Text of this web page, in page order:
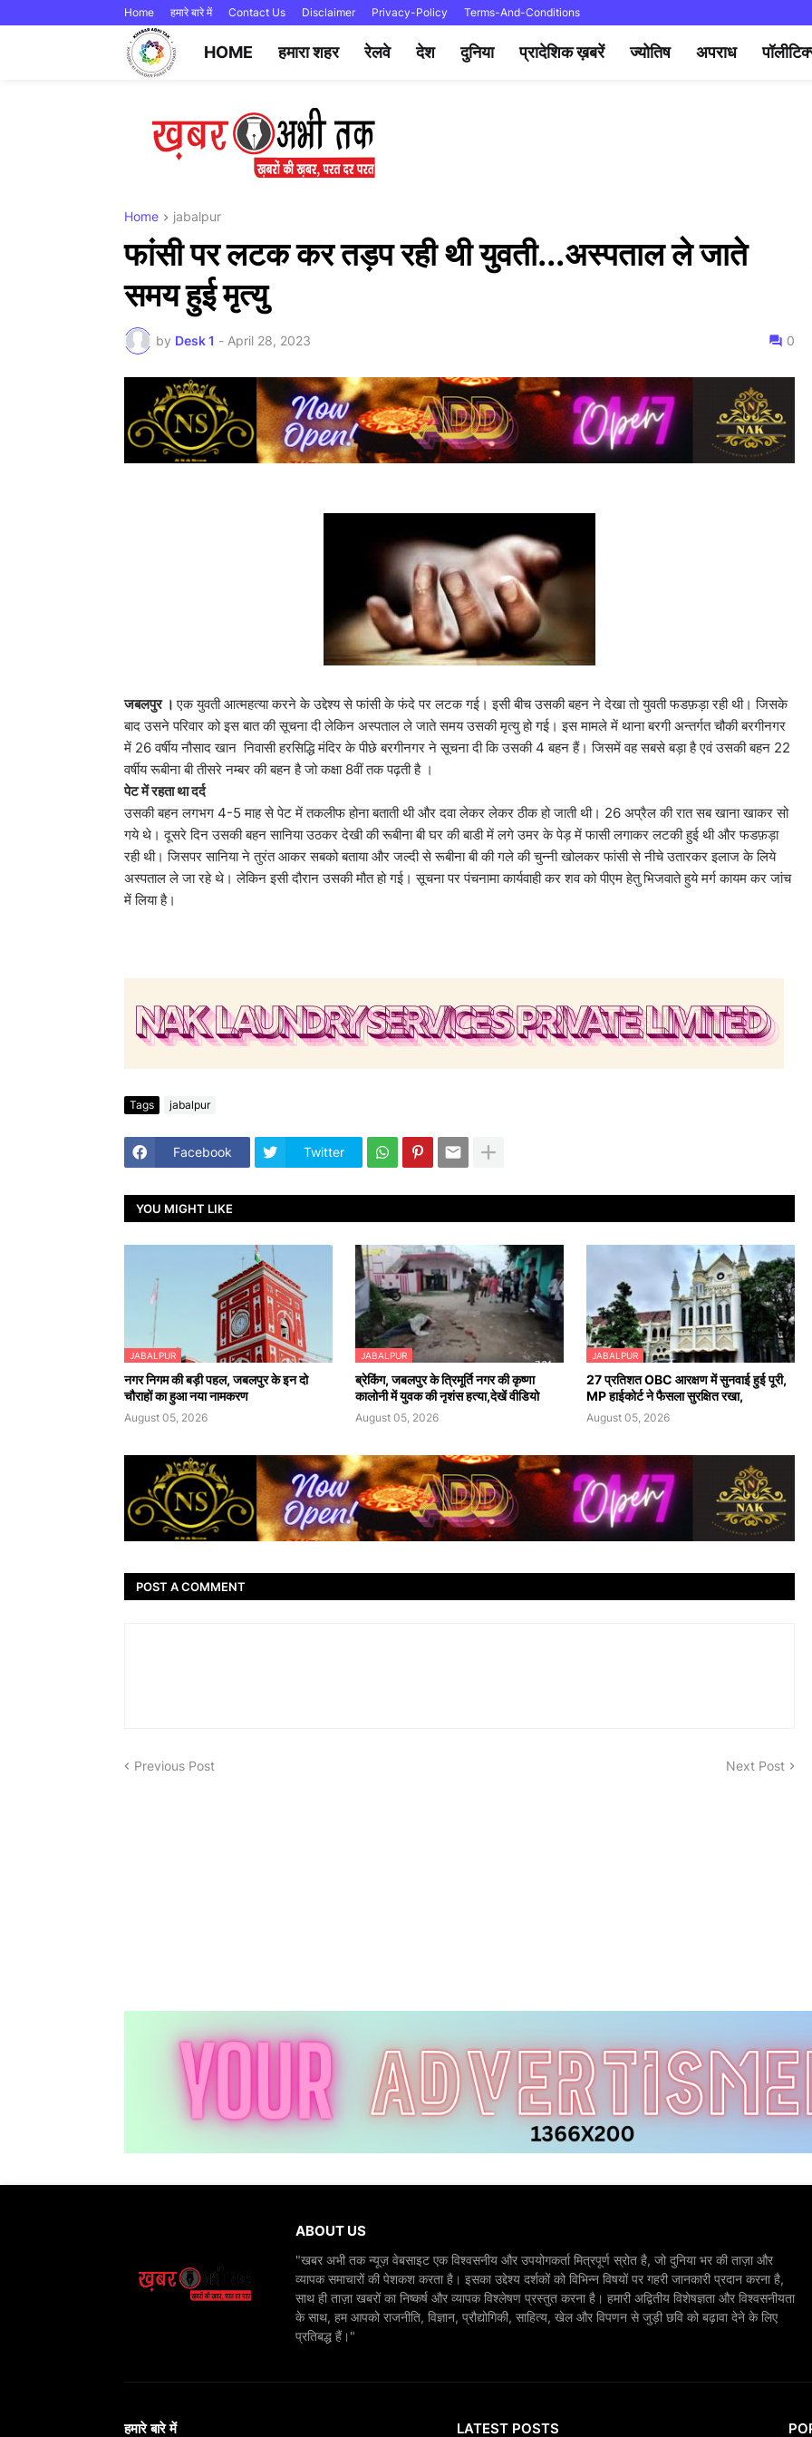
Home हमारे बारे में Contact Us Disclaimer Privacy-Policy Terms-And-Conditions
HOME हमारा शहर रेलवे देश दुनिया प्रादेशिक ख़बरें ज्योतिष अपराध
Home jabalpur
फांसी पर लटक कर तड़प रही थी युवती...अस्पताल ले जाते
समय हुई मृत्यु
by Desk 1 - April 28, 2023 0
जबलपुर ।एक युवती आत्महत्या करने के उद्देश्य से फांसी के फंदे पर लटक गई। इसी बीच उसकी बहन ने देखा तो युवती फडफ़ड़ा रही थी। जिसके
बाद उसने परिवार को इस बात की सूचना दी लेकिन अस्पताल ले जाते समय उसकी मृत्यु हो गई। इस मामले में थाना बरगी अन्तर्गत चौकी बरगीनगर
में 26 वर्षीय नौसाद खान निवासी हरसिद्धि मंदिर के पीछे बरगीनगर ने सूचना दी कि उसकी 4 बहन हैं। जिसमें वह सबसे बड़ा है एवं उसकी बहन 22
वर्षीय रूबीना बी तीसरे नम्बर की बहन है जो कक्षा 8वीं तक पढ़ती है ।
पेट में रहता था दर्द
उसकी बहन लगभग 4-5 माह से पेट में तकलीफ होना बताती थी और दवा लेकर लेकर ठीक हो जाती थी। 26 अप्रैल की रात सब खाना खाकर सो
गये थे। दूसरे दिन उसकी बहन सानिया उठकर देखी की रूबीना बी घर की बाडी में लगे उमर के पेड़ में फासी लगाकर लटकी हुई थी और फडफ़ड़ा
रही थी। जिसपर सानिया ने तुरंत आकर सबको बताया और जल्दी से रूबीना बी की गले की चुन्नी खोलकर फांसी से नीचे उतारकर इलाज के लिये
अस्पताल ले जा रहे थे। लेकिन इसी दौरान उसकी मौत हो गई। सूचना पर पंचनामा कार्यवाही कर शव को पीएम हेतु भिजवाते हुये मर्ग कायम कर जांच
में लिया है।
Tags jabalpur
Facebook Twitter
YOU MIGHT LIKE
JABALPUR
नगर निगम की बड़ी पहल, जबलपुर के इन दो
चौराहों का हुआ नया नामकरण
August 05, 2026
JABALPUR
ब्रेकिंग, जबलपुर के त्रिमूर्ति नगर की कृष्णा
कालोनी में युवक की नृशंस हत्या,देखें वीडियो
August 05, 2026
JABALPUR
27 प्रतिशत OBC आरक्षण में सुनवाई हुई पूरी,
MP हाईकोर्ट ने फैसला सुरक्षित रखा,
August 05, 2026
POST A COMMENT
Previous Post Next Post
ABOUT US
"खबर अभी तक न्यूज़ वेबसाइट एक विश्वसनीय और उपयोगकर्ता मित्रपूर्ण स्रोत है, जो दुनिया भर की ताज़ा और
व्यापक समाचारों की पेशकश करता है। इसका उद्देश्य दर्शकों को विभिन्न विषयों पर गहरी जानकारी प्रदान करना है,
साथ ही ताज़ा खबरों का निष्कर्ष और व्यापक विश्लेषण प्रस्तुत करना है। हमारी अद्वितीय विशेषज्ञता और विश्वसनीयता
के साथ, हम आपको राजनीति, विज्ञान, प्रौद्योगिकी, साहित्य, खेल और विपणन से जुड़ी छवि को बढ़ावा देने के लिए
प्रतिबद्ध हैं।"
हमारे बारे में LATEST POSTS